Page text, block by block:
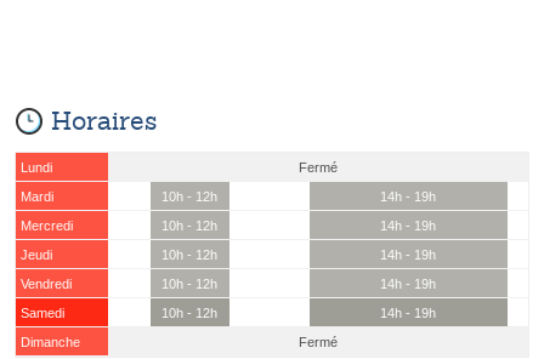
Horaires
Lundi
Fermé
Mardi
10h - 12h
14h - 19h
Mercredi
10h - 12h
14h - 19h
Jeudi
10h - 12h
14h - 19h
Vendredi
10h - 12h
14h - 19h
Samedi
10h - 12h
14h - 19h
Dimanche
Fermé